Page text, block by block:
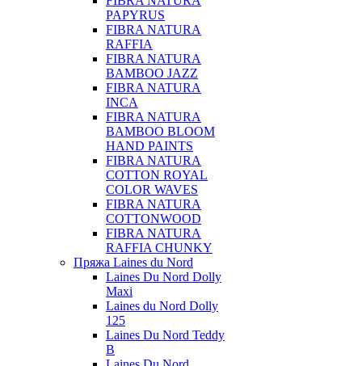
PAPYRUS
FIBRA NATURA
RAFFIA
FIBRA NATURA
BAMBOO JAZZ
FIBRA NATURA
INCA
FIBRA NATURA
BAMBOO BLOOM
HAND PAINTS
FIBRA NATURA
COTTON ROYAL
COLOR WAVES
FIBRA NATURA
COTTONWOOD
FIBRA NATURA
RAFFIA CHUNKY
Пряжа Laines du Nord
Laines Du Nord Dolly
Maxi
Laines du Nord Dolly
125
Laines Du Nord Teddy
B